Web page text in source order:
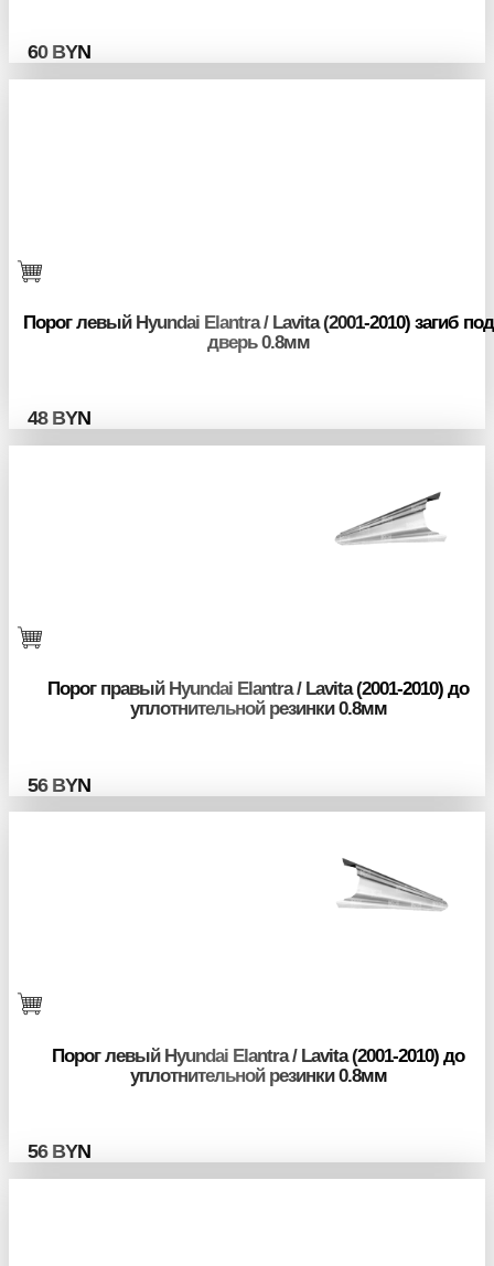
60 BYN
Порог левый Hyundai Elantra / Lavita (2001-2010) загиб под
дверь 0.8мм
48 BYN
Порог правый Hyundai Elantra / Lavita (2001-2010) до
уплотнительной резинки 0.8мм
56 BYN
Порог левый Hyundai Elantra / Lavita (2001-2010) до
уплотнительной резинки 0.8мм
56 BYN